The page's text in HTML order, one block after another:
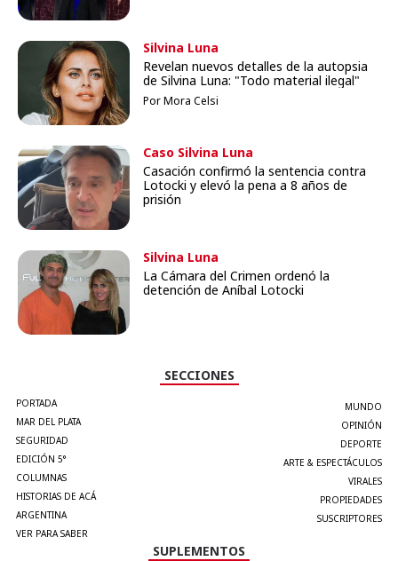
Silvina Luna
Revelan nuevos detalles de la autopsia
de Silvina Luna: "Todo material ilegal"
Por Mora Celsi
Caso Silvina Luna
Casación confirmó la sentencia contra
Lotocki y elevó la pena a 8 años de
prisión
Silvina Luna
La Cámara del Crimen ordenó la
detención de Aníbal Lotocki
SECCIONES
PORTADA
MAR DEL PLATA
SEGURIDAD
EDICIÓN 5°
COLUMNAS
HISTORIAS DE ACÁ
ARGENTINA
VER PARA SABER
MUNDO
OPINIÓN
DEPORTE
ARTE & ESPECTÁCULOS
VIRALES
PROPIEDADES
SUSCRIPTORES
SUPLEMENTOS